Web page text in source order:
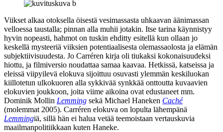
Viikset alkaa otoksella öisestä vesimassasta uhkaavan äänimassan
velloessa taustalla; pinnan alla muhii jotakin. Itse tarina käynnistyy
hyvin nopeasti, hahmot on tuskin ehditty esitellä kun ollaan jo
keskellä mysteeriä viiksien potentiaalisesta olemassaolosta ja elämän
subjektiivisuudesta. Jo Carréren kirja oli tiukaksi kokonaisuudeksi
hiottu, ja filmiversio noudattaa samaa kaavaa. Hetkissä, katseissa ja
eleissä viipyilevä elokuva sijoittuu osuvasti ylemmän keskiluokan
kiillotetun ulkokuoren alla sykkivää synkkää onttoutta kuvaavien
elokuvien joukkoon, joita viime aikoina ovat edustaneet mm.
Dominik Mollin Lemming sekä Michael Haneken Caché
(molemmat 2005). Carréren elokuva on lopulta lähempänä
Lemmingiä, sillä hän ei halua vetää teemoistaan vertauskuvia
maailmanpolitiikkaan kuten Haneke.